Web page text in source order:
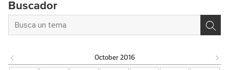
Buscador
October 2016